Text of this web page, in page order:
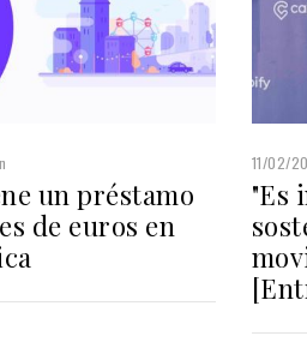
un préstamo
de euros en
11/02/
"Es